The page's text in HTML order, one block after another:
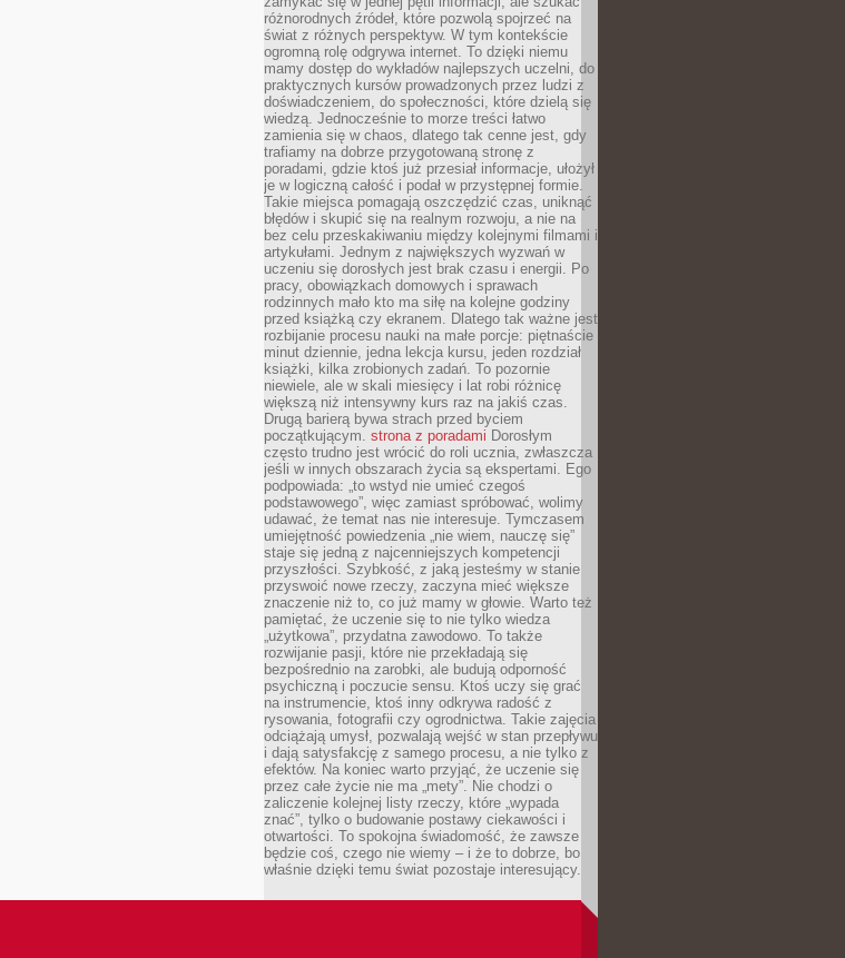
różnorodnych źródeł, które pozwolą spojrzeć na
świat z różnych perspektyw. W tym kontekście
ogromną rolę odgrywa internet. To dzięki niemu
mamy dostęp do wykładów najlepszych uczelni, do
praktycznych kursów prowadzonych przez ludzi z
doświadczeniem, do społeczności, które dzielą się
wiedzą. Jednocześnie to morze treści łatwo
zamienia się w chaos, dlatego tak cenne jest, gdy
trafiamy na dobrze przygotowaną stronę z
poradami, gdzie ktoś już przesiał informacje, ułożył
je w logiczną całość i podał w przystępnej formie.
Takie miejsca pomagają oszczędzić czas, uniknąć
błędów i skupić się na realnym rozwoju, a nie na
bez celu przeskakiwaniu między kolejnymi filmami i
artykułami. Jednym z największych wyzwań w
uczeniu się dorosłych jest brak czasu i energii. Po
pracy, obowiązkach domowych i sprawach
rodzinnych mało kto ma siłę na kolejne godziny
przed książką czy ekranem. Dlatego tak ważne jest
rozbijanie procesu nauki na małe porcje: piętnaście
minut dziennie, jedna lekcja kursu, jeden rozdział
książki, kilka zrobionych zadań. To pozornie
niewiele, ale w skali miesięcy i lat robi różnicę
większą niż intensywny kurs raz na jakiś czas.
Drugą barierą bywa strach przed byciem
początkującym. strona z poradami Dorosłym
często trudno jest wrócić do roli ucznia, zwłaszcza
jeśli w innych obszarach życia są ekspertami. Ego
podpowiada: „to wstyd nie umieć czegoś
podstawowego”, więc zamiast spróbować, wolimy
udawać, że temat nas nie interesuje. Tymczasem
umiejętność powiedzenia „nie wiem, nauczę się”
staje się jedną z najcenniejszych kompetencji
przyszłości. Szybkość, z jaką jesteśmy w stanie
przyswoić nowe rzeczy, zaczyna mieć większe
znaczenie niż to, co już mamy w głowie. Warto też
pamiętać, że uczenie się to nie tylko wiedza
„użytkowa”, przydatna zawodowo. To także
rozwijanie pasji, które nie przekładają się
bezpośrednio na zarobki, ale budują odporność
psychiczną i poczucie sensu. Ktoś uczy się grać
na instrumencie, ktoś inny odkrywa radość z
rysowania, fotografii czy ogrodnictwa. Takie zajęcia
odciążają umysł, pozwalają wejść w stan przepływu
i dają satysfakcję z samego procesu, a nie tylko z
efektów. Na koniec warto przyjąć, że uczenie się
przez całe życie nie ma „mety”. Nie chodzi o
zaliczenie kolejnej listy rzeczy, które „wypada
znać”, tylko o budowanie postawy ciekawości i
otwartości. To spokojna świadomość, że zawsze
będzie coś, czego nie wiemy – i że to dobrze, bo
właśnie dzięki temu świat pozostaje interesujący.